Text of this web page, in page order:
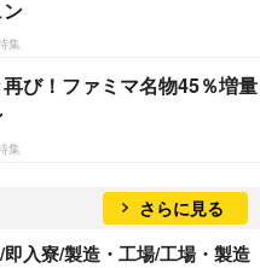
集
び！ファミマ名物45％増量
集
さらに見る
入寮/製造・工場/工場・製造